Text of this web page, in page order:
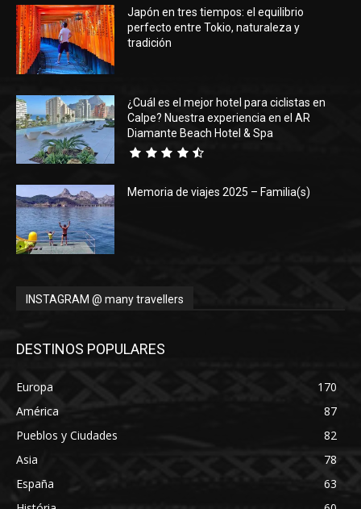
Japón en tres tiempos: el equilibrio
perfecto entre Tokio, naturaleza y
tradición
¿Cuál es el mejor hotel para ciclistas en
Calpe? Nuestra experiencia en el AR
Diamante Beach Hotel & Spa
Memoria de viajes 2025 – Familia(s)
INSTAGRAM @ many travellers
DESTINOS POPULARES
Europa
170
América
87
Pueblos y Ciudades
82
Asia
78
España
63